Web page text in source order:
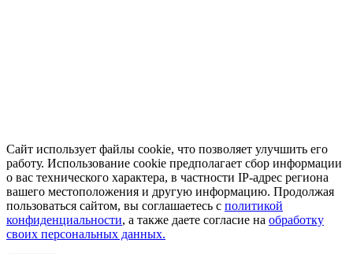
Сайт использует файлы cookie, что позволяет улучшить его
работу. Использование cookie предполагает сбор информации
о вас технического характера, в частности IP-адрес региона
вашего местоположения и другую информацию. Продолжая
пользоваться сайтом, вы соглашаетесь с политикой
конфиденциальности, а также даете согласие на обработку
своих персональных данных.